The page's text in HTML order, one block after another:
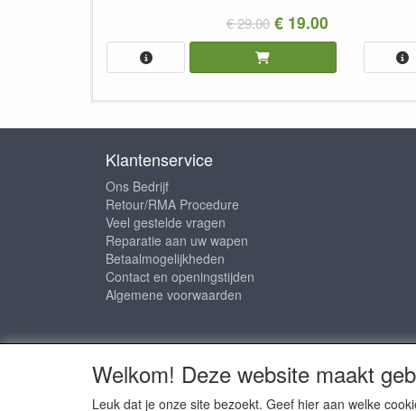
€ 29.00€ 19.00
Klantenservice
Ons Bedrijf
Retour/RMA Procedure
Veel gestelde vragen
Reparatie aan uw wapen
Betaalmogelijkheden
Contact en openingstijden
Algemene voorwaarden
Welkom! Deze website maakt
Leuk dat je onze site bezoekt. Geef hier aan welke